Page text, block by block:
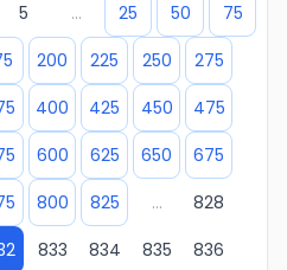
5 ... 25 50
75
200 225 250
275
400 425 450
475
600 625 650
675
800 825 ...
828
833 834 835 836